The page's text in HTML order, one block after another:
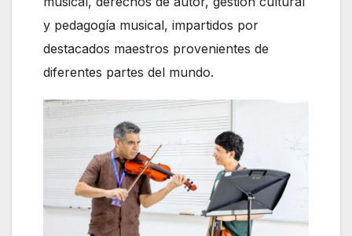
y pedagogía musical, impartidos por
destacados maestros provenientes de
diferentes partes del mundo.